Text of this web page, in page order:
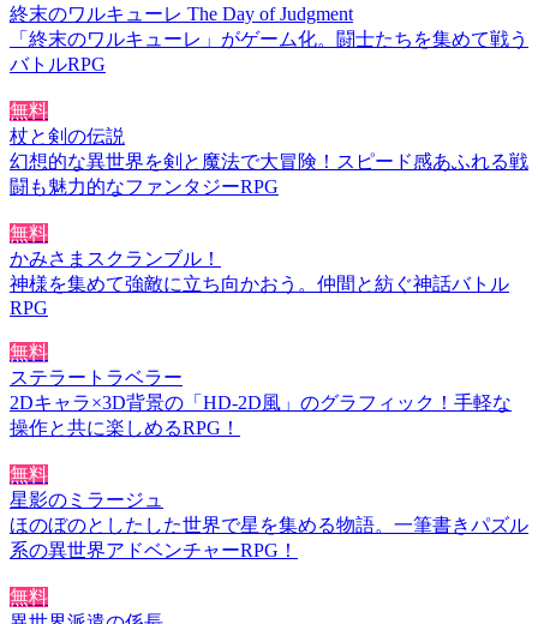
終末のワルキューレ The Day of Judgment
「終末のワルキューレ」がゲーム化。闘士たちを集めて戦う
バトルRPG
無料
杖と剣の伝説
幻想的な異世界を剣と魔法で大冒険！スピード感あふれる戦
闘も魅力的なファンタジーRPG
無料
かみさまスクランブル！
神様を集めて強敵に立ち向かおう。仲間と紡ぐ神話バトル
RPG
無料
ステラートラベラー
2Dキャラ×3D背景の「HD-2D風」のグラフィック！手軽な
操作と共に楽しめるRPG！
無料
星影のミラージュ
ほのぼのとしたした世界で星を集める物語。一筆書きパズル
系の異世界アドベンチャーRPG！
無料